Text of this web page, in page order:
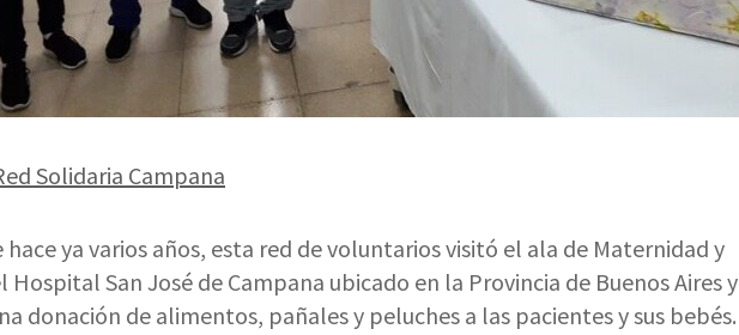
Solidaria Campana
hace ya varios años, esta red de voluntarios visitó el ala de Maternidad y
Hospital San José de Campana ubicado en la Provincia de Buenos Aires y
donación de alimentos, pañales y peluches a las pacientes y sus bebés.